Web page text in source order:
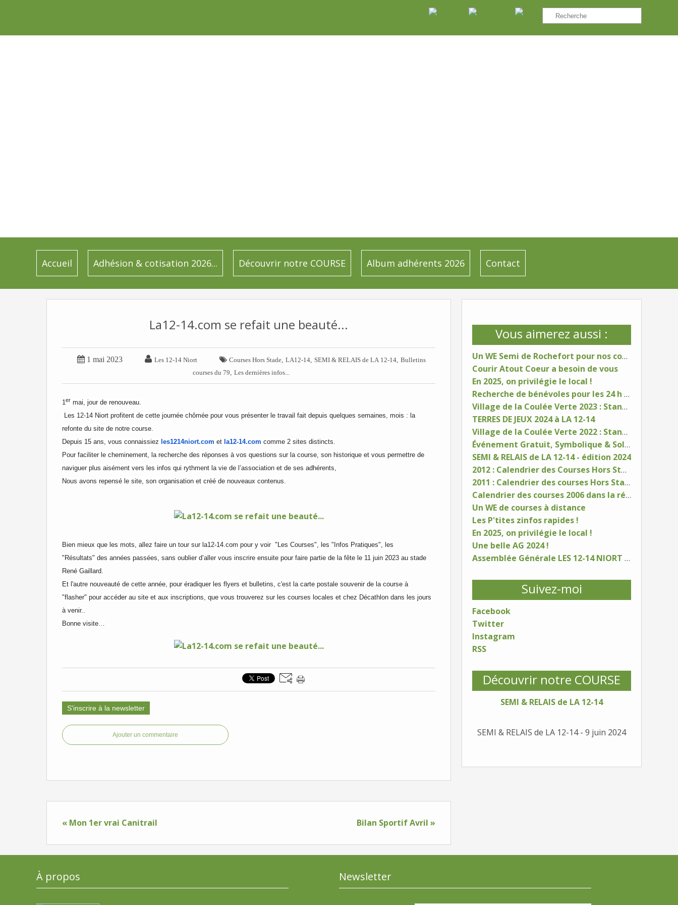
Accueil Adhésion & cotisation 2026... Découvrir notre COURSE Album adhérents 2026 Contact
Vous aimerez aussi :
Un WE Semi de Rochefort pour nos coureurs
Courir Atout Coeur a besoin de vous
En 2025, on privilégie le local !
Recherche de bénévoles pour les 24 h de St Maixent
Village de la Coulée Verte 2023 : Stand LES 12-14 NIORT
TERRES DE JEUX 2024 à LA 12-14
Village de la Coulée Verte 2022 : Stand LES 12-14 NIORT
Événement Gratuit, Symbolique & Solidaire - 14 juin 2020
SEMI & RELAIS de LA 12-14 - édition 2024
2012 : Calendrier des Courses Hors Stade 79
2011 : Calendrier des courses Hors Stade Département 79
Calendrier des courses 2006 dans la région
Un WE de courses à distance
Les P'tites zinfos rapides !
En 2025, on privilégie le local !
Une belle AG 2024 !
Assemblée Générale LES 12-14 NIORT - samedi 25 janvier 2025
Suivez-moi
Facebook
Twitter
Instagram
RSS
Découvrir notre COURSE
SEMI & RELAIS de LA 12-14
SEMI & RELAIS de LA 12-14 - 9 juin 2024
La12-14.com se refait une beauté...
 1 mai 2023  Les 12-14 Niort  Courses Hors Stade, LA12-14, SEMI & RELAIS de LA 12-14, Bulletins
courses du 79
Les dernières infos...
1er mai, jour de renouveau.
Les 12-14 Niort profitent de cette journée chômée pour vous présenter le travail fait depuis quelques semaines, mois : la
refonte du site de notre course.
Depuis 15 ans, vous connaissiez les1214niort.com et la12-14.com comme 2 sites distincts.
Pour faciliter le cheminement, la recherche des réponses à vos questions sur la course, son historique et vous permettre de
naviguer plus aisément vers les infos qui rythment la vie de l’association et de ses adhérents,
Nous avons repensé le site, son organisation et créé de nouveaux contenus.
Bien mieux que les mots, allez faire un tour sur la12-14.com pour y voir "Les Courses", les "Infos Pratiques", les
"Résultats" des années passées, sans oublier d’aller vous inscrire ensuite pour faire partie de la fête le 11 juin 2023 au stade
René Gaillard.
Et l'autre nouveauté de cette année, pour éradiquer les flyers et bulletins, c'est la carte postale souvenir de la course à
"flasher" pour accéder au site et aux inscriptions, que vous trouverez sur les courses locales et chez Décathlon dans les jours
à venir..
Bonne visite…
S'inscrire à la newsletter
Ajouter un commentaire
« Mon 1er vrai Canitrail Bilan Sportif Avril »
À propos Newsletter